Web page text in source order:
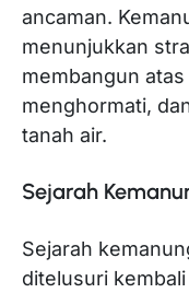
ancaman.
menunjukkan
membangun
menghormati,
tanah air.
Sejarah
Sejarah
ditelusuri